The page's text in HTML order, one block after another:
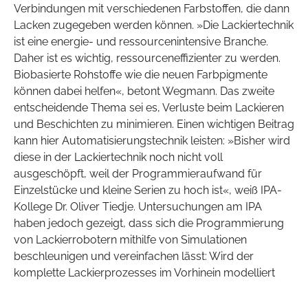
Verbindungen mit verschiedenen Farbstoffen, die dann
Lacken zugegeben werden können. »Die Lackiertechnik
ist eine energie- und ressourcenintensive Branche.
Daher ist es wichtig, ressourceneffizienter zu werden.
Biobasierte Rohstoffe wie die neuen Farbpigmente
können dabei helfen«, betont Wegmann. Das zweite
entscheidende Thema sei es, Verluste beim Lackieren
und Beschichten zu minimieren. Einen wichtigen Beitrag
kann hier Automatisierungstechnik leisten: »Bisher wird
diese in der Lackiertechnik noch nicht voll
ausgeschöpft, weil der Programmieraufwand für
Einzelstücke und kleine Serien zu hoch ist«, weiß IPA-
Kollege Dr. Oliver Tiedje. Untersuchungen am IPA
haben jedoch gezeigt, dass sich die Programmierung
von Lackierrobotern mithilfe von Simulationen
beschleunigen und vereinfachen lässt: Wird der
komplette Lackierprozesses im Vorhinein modelliert